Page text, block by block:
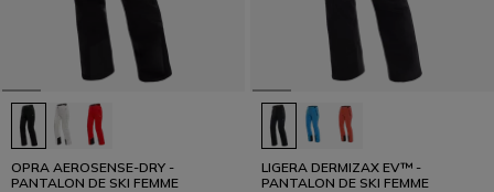
OPRA AEROSENSE-DRY -
PANTALON DE SKI FEMME
LIGERA DERMIZAX EV™ -
PANTALON DE SKI FEMME